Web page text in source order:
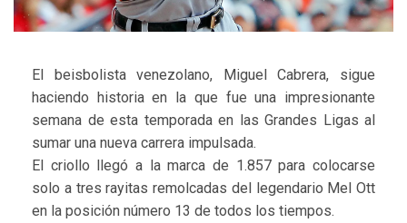
El beisbolista venezolano, Miguel Cabrera, sigue
haciendo historia en la que fue una impresionante
semana de esta temporada en las Grandes Ligas al
sumar una nueva carrera impulsada.
El criollo llegó a la marca de 1.857 para colocarse
solo a tres rayitas remolcadas del legendario Mel Ott
en la posición número 13 de todos los tiempos.